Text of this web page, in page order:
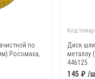
по
Росомаха,
Код
Диск
металлу
446125
145 ₽ /